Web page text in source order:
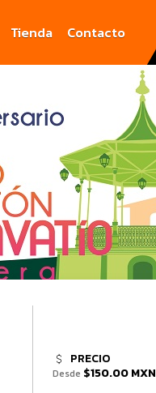
Tienda Contacto
PRECIO
Desde $150.00 MXN